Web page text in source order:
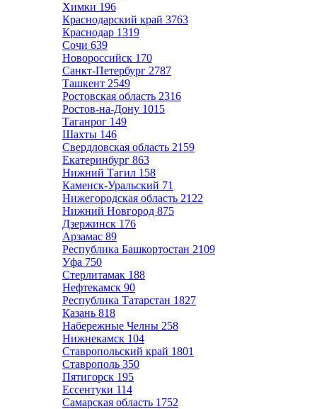
Химки 196
Краснодарский край 3763
Краснодар 1319
Сочи 639
Новороссийск 170
Санкт-Петербург 2787
Ташкент 2549
Ростовская область 2316
Ростов-на-Дону 1015
Таганрог 149
Шахты 146
Свердловская область 2159
Екатеринбург 863
Нижний Тагил 158
Каменск-Уральский 71
Нижегородская область 2122
Нижний Новгород 875
Дзержинск 176
Арзамас 89
Республика Башкортостан 2109
Уфа 750
Стерлитамак 188
Нефтекамск 90
Республика Татарстан 1827
Казань 818
Набережные Челны 258
Нижнекамск 104
Ставропольский край 1801
Ставрополь 350
Пятигорск 195
Ессентуки 114
Самарская область 1752